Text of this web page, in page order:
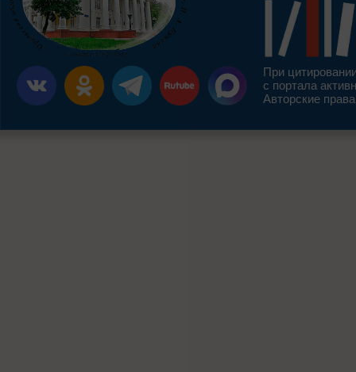
При
с портала
Авторские